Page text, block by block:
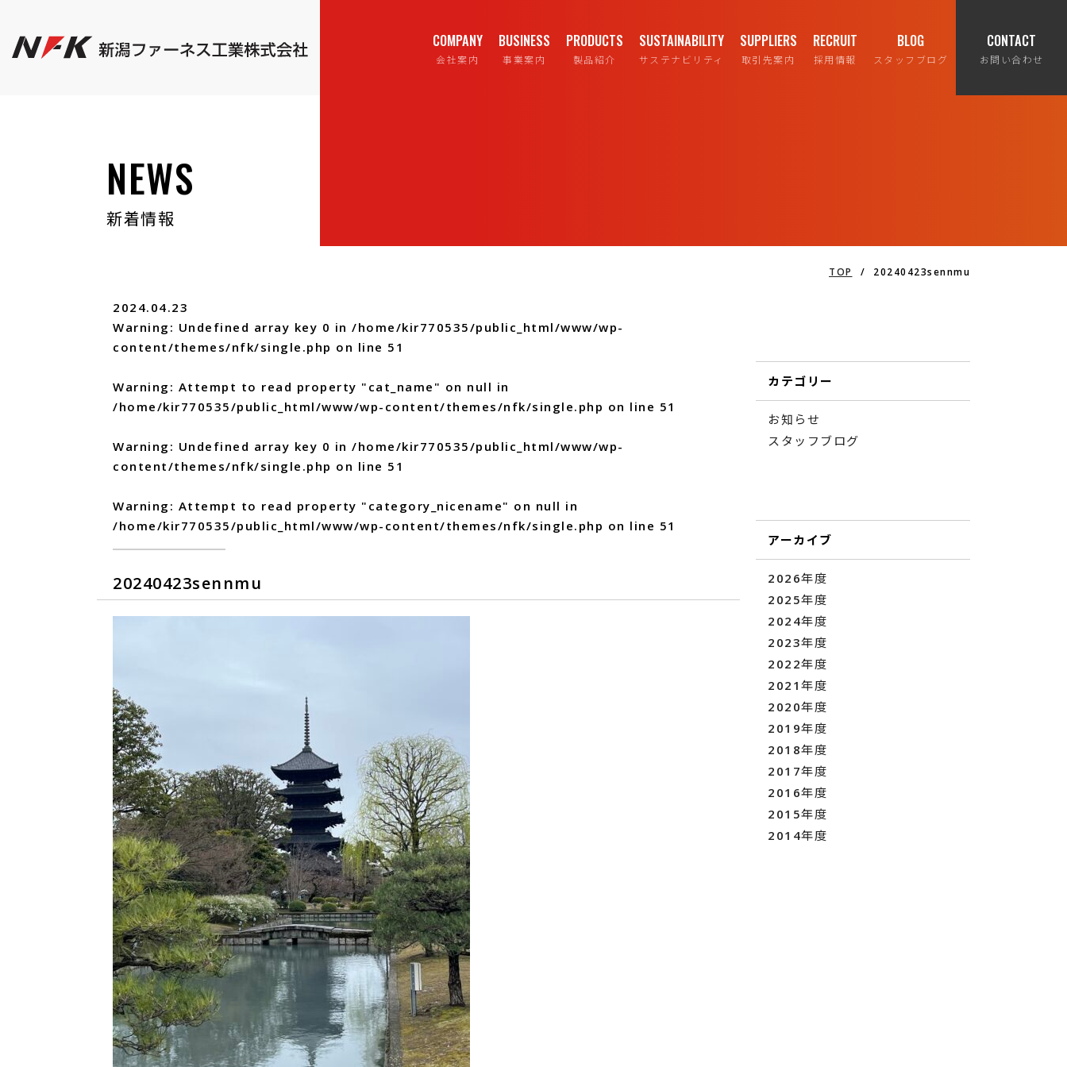
COMPANY
会社案内
BUSINESS
事業案内
PRODUCTS
製品紹介
SUSTAINABILITY
サステナビリティ
SUPPLIERS
取引先案内
RECRUIT
採用情報
BLOG
スタッフブログ
CONTACT
お問い合わせ
NEWS
新着情報
TOP / 20240423sennmu
2024.04.23
Warning : Undefined array key 0 in /home/kir770535/public_html/www/wp-
content/themes/nfk/single.php on line 51
Warning : Attempt to read property "cat_name" on null in
/home/kir770535/public_html/www/wp-content/themes/nfk/single.php on line 51
Warning : Undefined array key 0 in /home/kir770535/public_html/www/wp-
content/themes/nfk/single.php on line 51
Warning : Attempt to read property "category_nicename" on null in
/home/kir770535/public_html/www/wp-content/themes/nfk/single.php on line 51
20240423sennmu
カテゴリー
お知らせ
スタッフブログ
アーカイブ
2026年度
2025年度
2024年度
2023年度
2022年度
2021年度
2020年度
2019年度
2018年度
2017年度
2016年度
2015年度
2014年度